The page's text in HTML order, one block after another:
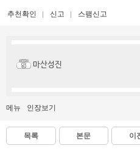
추천확인 신고 스팸신고
마산성진
메뉴 인장보기
목록 본문 이